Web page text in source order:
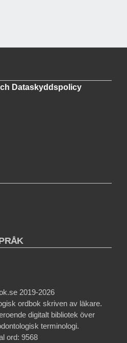
Dataskyddspolicy
2019-2026
ordbok skriven av läkare.
digitalt bibliotek över
terminologi.
ord: 9568